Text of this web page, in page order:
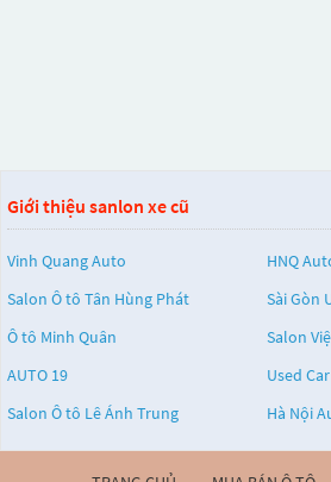
Giới thiệu sanlon xe cũ
Vinh Quang Auto
HNQ
Salon Ô tô Tân Hùng Phát
Sài Gòn
Ô tô Minh Quân
Salon
AUTO 19
Used
Salon Ô tô Lê Ánh Trung
Hà Nội